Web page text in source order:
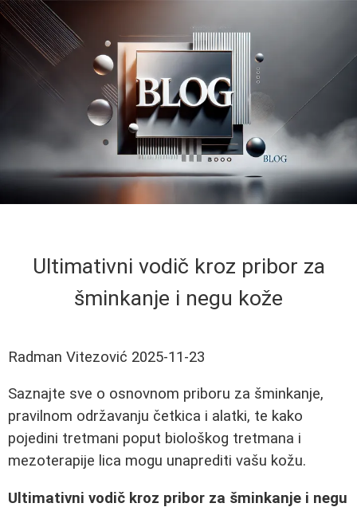
Ultimativni vodič kroz pribor za
šminkanje i negu kože
Radman Vitezović 2025-11-23
Saznajte sve o osnovnom priboru za šminkanje,
pravilnom održavanju četkica i alatki, te kako
pojedini tretmani poput biološkog tretmana i
mezoterapije lica mogu unaprediti vašu kožu.
Ultimativni vodič kroz pribor za šminkanje i negu